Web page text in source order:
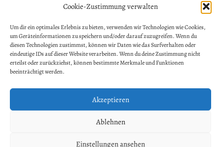
Cookie-Zustimmung verwalten
Um dir ein optimales Erlebnis zu bieten, verwenden wir Technologien wie Cookies,
um Geräteinformationen zu speichern und/oder darauf zuzugreifen. Wenn du
diesen Technologien zustimmst, können wir Daten wie das Surfverhalten oder
eindeutige IDs auf dieser Website verarbeiten. Wenn du deine Zustimmung nicht
erteilst oder zurückziehst, können bestimmte Merkmale und Funktionen
beeinträchtigt werden.
Akzeptieren
Ablehnen
Einstellungen ansehen
Vorname
Nachname